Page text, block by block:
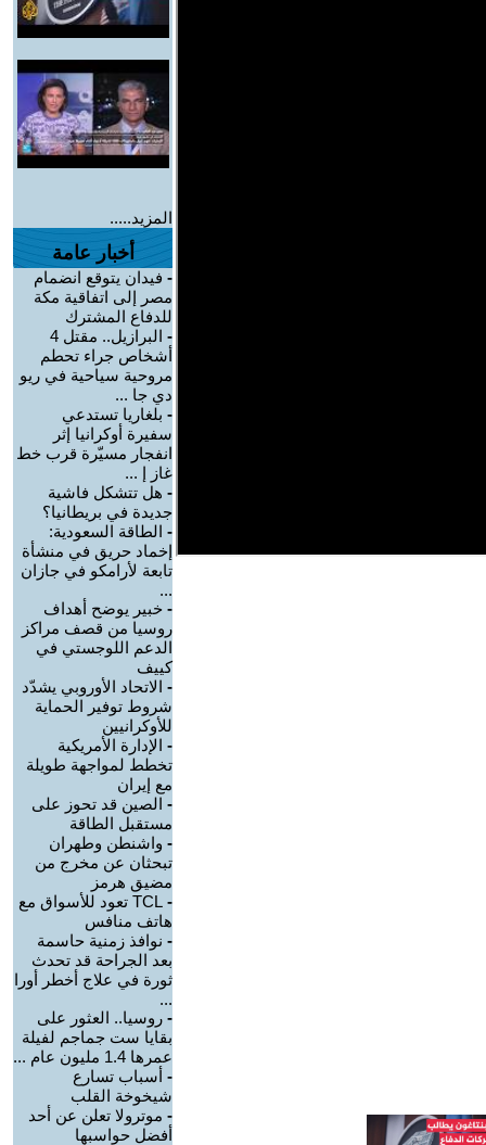
المزيد.....
أخبار عامة
- فيدان يتوقع انضمام
مصر إلى اتفاقية مكة
للدفاع المشترك
-
البرازيل.. مقتل 4
أشخاص جراء تحطم
مروحية سياحية في ريو
دي جا ...
- بلغاريا تستدعي
سفيرة أوكرانيا إثر
انفجار مسيّرة قرب خط
غاز إ ...
- هل تتشكل فاشية
جديدة في بريطانيا؟
- الطاقة السعودية:
إخماد حريق في منشأة
تابعة لأرامكو في جازان
...
- خبير يوضح أهداف
روسيا من قصف مراكز
الدعم اللوجستي في
كييف
- الاتحاد الأوروبي يشدّد
شروط توفير الحماية
للأوكرانيين
- الإدارة الأمريكية
تخطط لمواجهة طويلة
مع إيران
- الصين قد تحوز على
مستقبل الطاقة
- واشنطن وطهران
تبحثان عن مخرج من
مضيق هرمز
-
TCL تعود للأسواق مع
هاتف منافس
- نوافذ زمنية حاسمة
بعد الجراحة قد تحدث
ثورة في علاج أخطر أورا
...
- روسيا.. العثور على
بقايا ست جماجم لفيلة
عمرها 1.4 مليون عام ...
- أسباب تسارع
شيخوخة القلب
- موترولا تعلن عن أحد
أفضل حواسبها